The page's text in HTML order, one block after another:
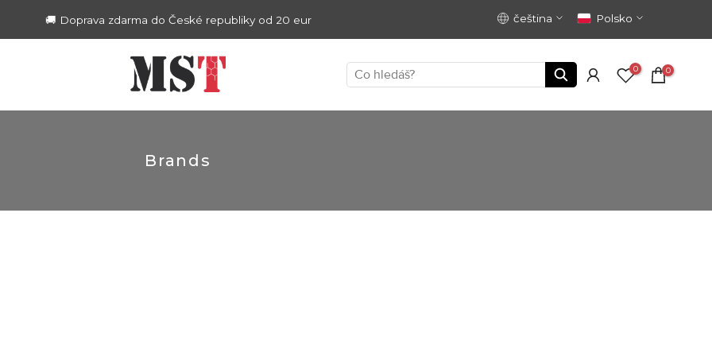
🚚 Doprava zdarma do České republiky od 20 eur čeština Polsko
0 0
Brands